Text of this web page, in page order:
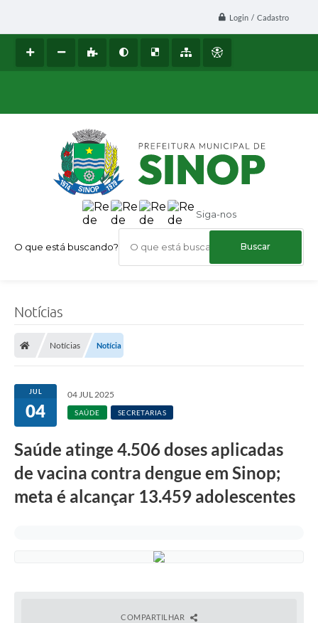
Login / Cadastro
Siga-nos
O que está buscando?
Notícias
Notícias Notícia
JUL
04
04 JUL 2025
SAÚDE SECRETARIAS
Saúde atinge 4.506 doses aplicadas
de vacina contra dengue em Sinop;
meta é alcançar 13.459 adolescentes
COMPARTILHAR